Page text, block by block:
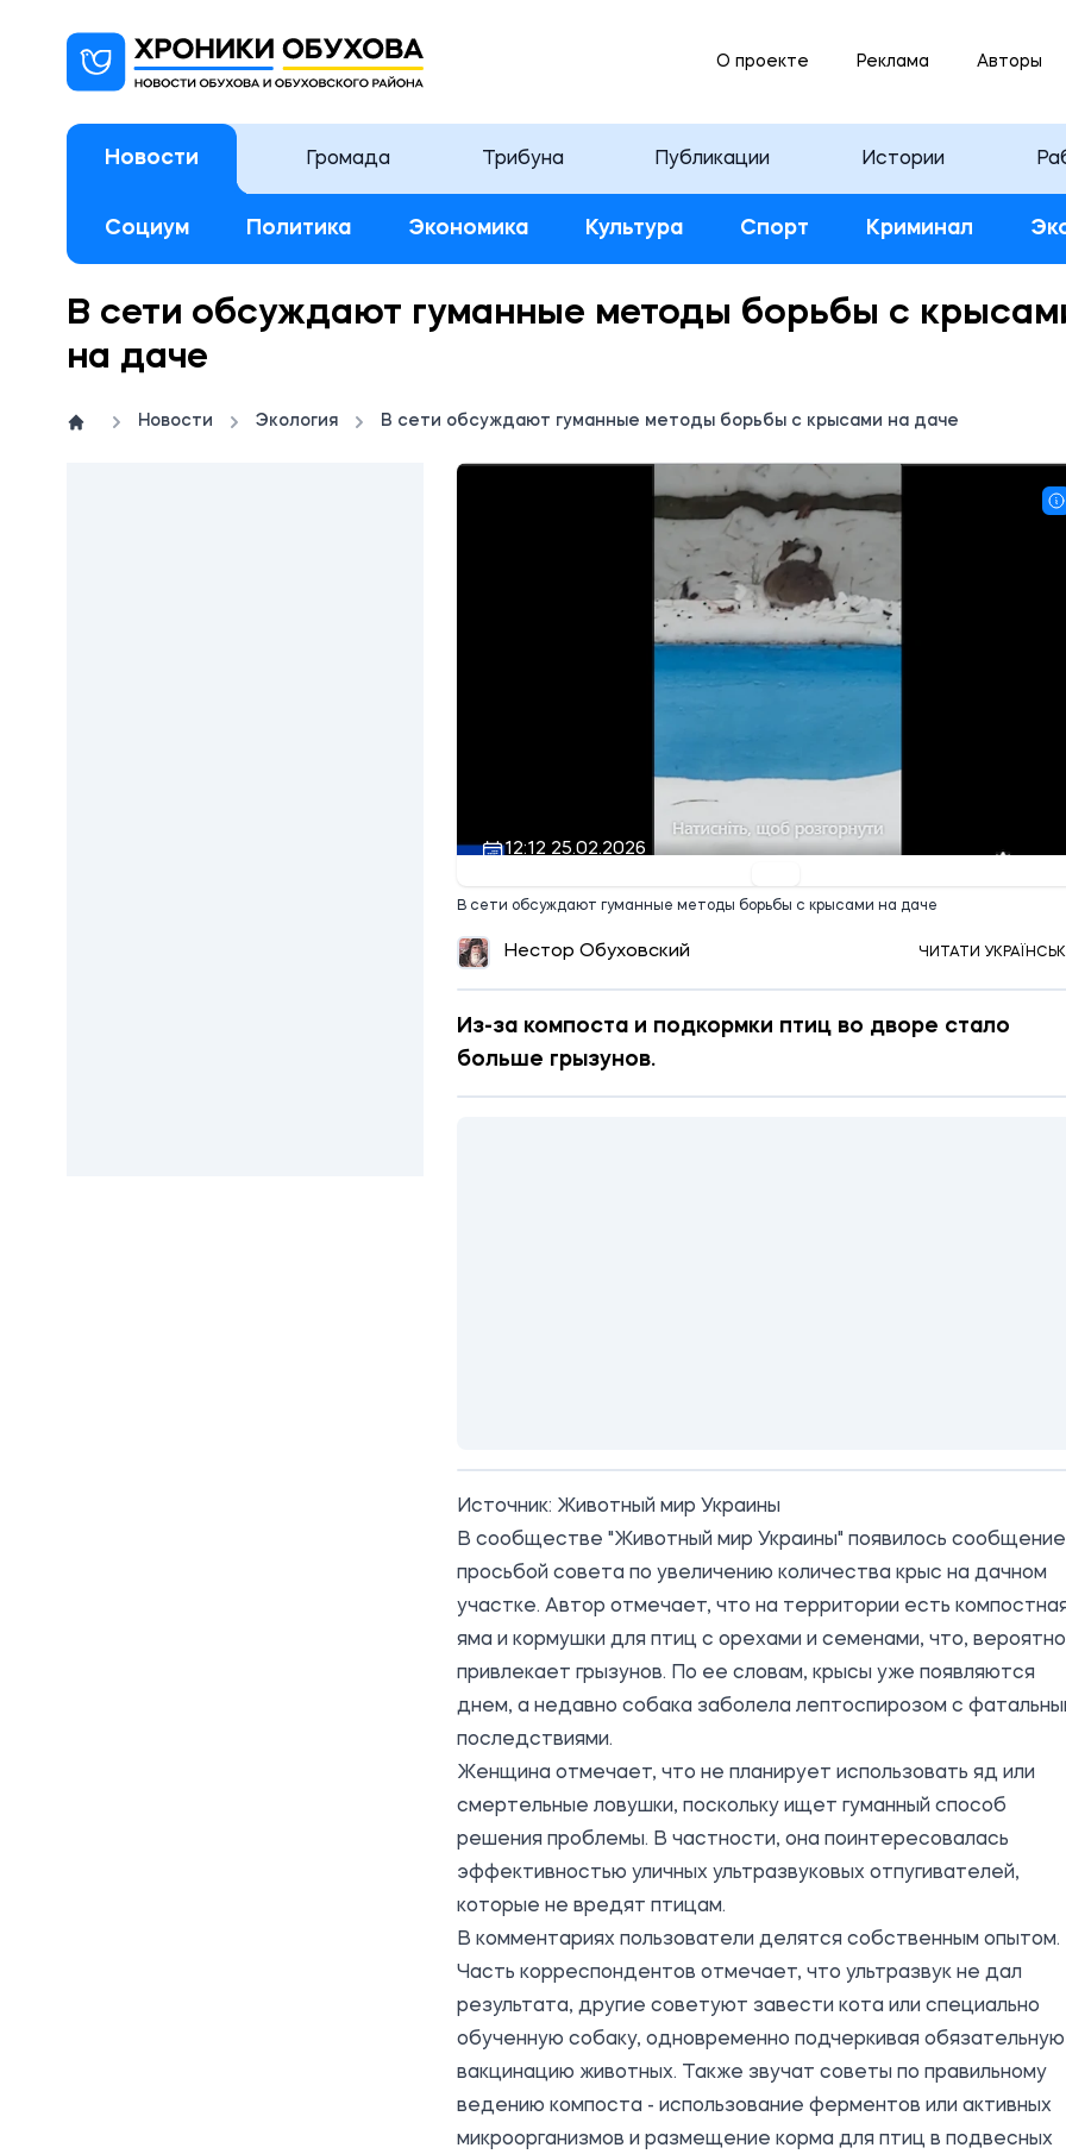
О проекте Реклама Авторы
Новости Громада Трибуна Публикации Истории
Социум Политика Экономика Культура Спорт Криминал
В сети обсуждают гуманные методы борьбы с
на даче
Новости Экология В сети обсуждают гуманные методы борьбы с крысами на даче
12:12 25.02.2026
В сети обсуждают гуманные методы борьбы с крысами на даче
Нестор Обуховский ЧИТАТИ
Из-за компоста и подкормки птиц во дворе стало
больше грызунов.
Источник: Животный мир Украины
В сообществе "Животный мир Украины" появилось
просьбой совета по увеличению количества крыс на дачном
участке. Автор отмечает, что на территории есть
яма и кормушки для птиц с орехами и семенами, что,
привлекает грызунов. По ее словам, крысы уже появляются
днем, а недавно собака заболела лептоспирозом с
последствиями.
Женщина отмечает, что не планирует использовать яд или
смертельные ловушки, поскольку ищет гуманный способ
решения проблемы. В частности, она поинтересовалась
эффективностью уличных ультразвуковых отпугивателей,
которые не вредят птицам.
В комментариях пользователи делятся собственным опытом.
Часть корреспондентов отмечает, что ультразвук не дал
результата, другие советуют завести кота или специально
обученную собаку, одновременно подчеркивая обязательную
вакцинацию животных. Также звучат советы по правильному
ведению компоста - использование ферментов или активных
микроорганизмов и размещение корма для птиц в подвесных